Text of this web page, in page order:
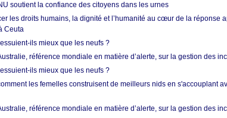
soutient la confiance des citoyens dans les urnes
les droits humains, la dignité et l’humanité au cœur de la réponse
Ceuta
ils mieux que les neufs ?
référence mondiale en matière d’alerte, sur la gestion des
ils mieux que les neufs ?
les femelles construisent de meilleurs nids en s'accouplant
référence mondiale en matière d’alerte, sur la gestion des